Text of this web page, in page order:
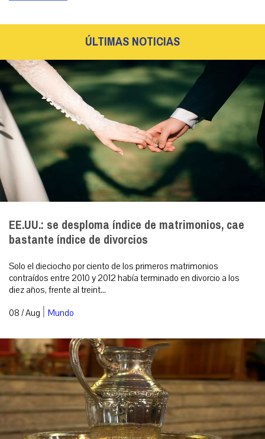
ÚLTIMAS NOTICIAS
EE.UU.: se desploma índice de matrimonios, cae
bastante índice de divorcios
Solo el dieciocho por ciento de los primeros matrimonios
contraídos entre 2010 y 2012 había terminado en divorcio a los
diez años, frente al treint...
08 / Aug | Mundo